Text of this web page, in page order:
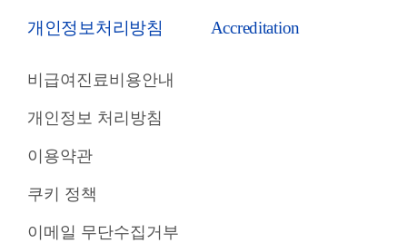
개인정보처리방침
비급여진료비용안내
개인정보 처리방침
이용약관
쿠키 정책
이메일 무단수집거부
Accreditation